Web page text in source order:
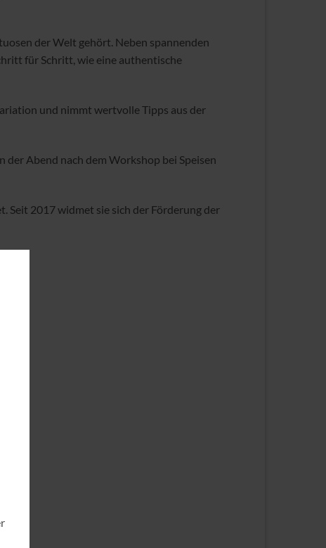
der Welt gehört. Neben spannenden
für Schritt, wie eine authentische
und nimmt wertvolle Tipps aus der
Abend nach dem Workshop bei Speisen
Seit 2017 widmet sie sich der Förderung der